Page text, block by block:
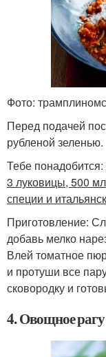
Фото:
Перед подачей
рубленой зеленью.
Тебе понадобится:
3 луковицы, 500
специи и
Приготовление:
добавь мелко
Влей томатное
и протуши все
сковородку и
4. Овощное